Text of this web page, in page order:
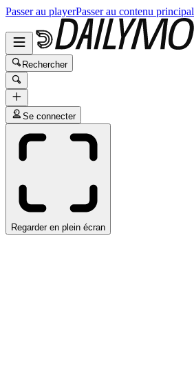
Passer au playerPasser au contenu principal
Rechercher
Se connecter
Regarder en plein écran